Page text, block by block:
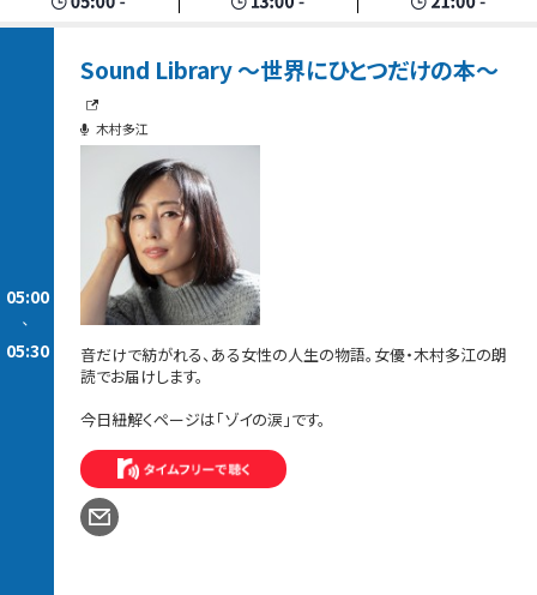
05:00
-
05:30
Sound Library ～世界にひとつだけの本～
木村多江
音だけで紡がれる、ある女性の人生の物語。女優・木村多江の朗
読でお届けします。
今日紐解くページは「ゾイの涙」です。